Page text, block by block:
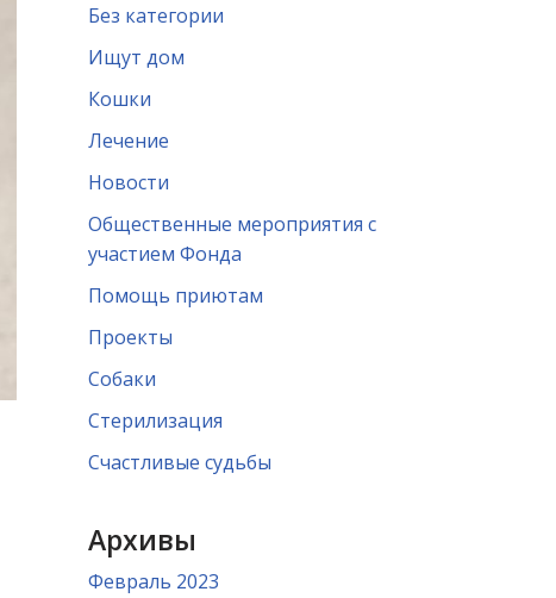
Без категории
Ищут дом
Кошки
Лечение
Новости
Общественные мероприятия с
участием Фонда
Помощь приютам
Проекты
Собаки
Стерилизация
Счастливые судьбы
Архивы
Февраль 2023